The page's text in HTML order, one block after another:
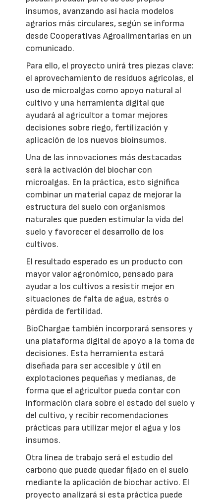
insumos, avanzando así hacia modelos
agrarios más circulares, según se informa
desde Cooperativas Agroalimentarias en un
comunicado.
Para ello, el proyecto unirá tres piezas clave:
el aprovechamiento de residuos agrícolas, el
uso de microalgas como apoyo natural al
cultivo y una herramienta digital que
ayudará al agricultor a tomar mejores
decisiones sobre riego, fertilización y
aplicación de los nuevos bioinsumos.
Una de las innovaciones más destacadas
será la activación del biochar con
microalgas. En la práctica, esto significa
combinar un material capaz de mejorar la
estructura del suelo con organismos
naturales que pueden estimular la vida del
suelo y favorecer el desarrollo de los
cultivos.
El resultado esperado es un producto con
mayor valor agronómico, pensado para
ayudar a los cultivos a resistir mejor en
situaciones de falta de agua, estrés o
pérdida de fertilidad.
BioChargae también incorporará sensores y
una plataforma digital de apoyo a la toma de
decisiones. Esta herramienta estará
diseñada para ser accesible y útil en
explotaciones pequeñas y medianas, de
forma que el agricultor pueda contar con
información clara sobre el estado del suelo y
del cultivo, y recibir recomendaciones
prácticas para utilizar mejor el agua y los
insumos.
Otra línea de trabajo será el estudio del
carbono que puede quedar fijado en el suelo
mediante la aplicación de biochar activo. El
proyecto analizará si esta práctica puede